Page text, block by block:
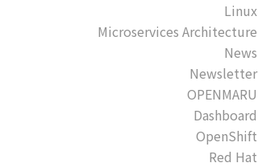
Linux
Microservices Architecture
News
Newsletter
OPENMARU
Dashboard
OpenShift
Red Hat